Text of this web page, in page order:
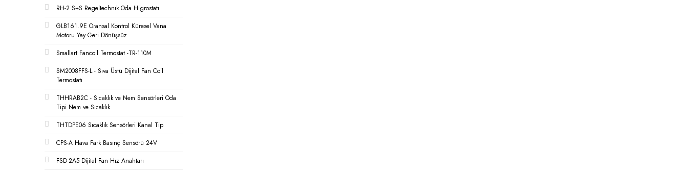
RH-2 S+S Regeltechnık Oda Higrostatı
GLB161.9E Oransal Kontrol Küresel Vana
Motoru Yay Geri Dönüşsüz
Smallart Fancoil Termostat -TR-110M
SM2008FFS-L - Sıva Üstü Dijital Fan Coil
Termostatı
THHRAB2C - Sıcaklık ve Nem Sensörleri Oda
Tipi Nem ve Sıcaklık
THTDPE06 Sıcaklık Sensörleri Kanal Tip
CPS-A Hava Fark Basınç Sensörü 24V
FSD-2A5 Dijital Fan Hız Anahtarı